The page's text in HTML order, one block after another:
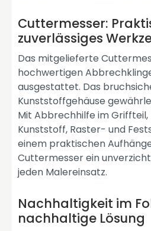
Cuttermesser:
zuverlässiges
Das mitgelieferte
hochwertigen
ausgestattet. Das
Kunststoffgehäuse
Mit Abbrechhilfe im Griffteil,
Kunststoff, Raster- und
einem praktischen
Cuttermesser ein
jeden Malereinsatz.
Nachhaltigkeit im
nachhaltige Lösung